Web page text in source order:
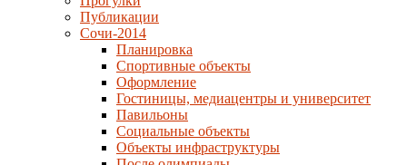
Публикации
Сочи-2014
Планировка
Спортивные объекты
Оформление
Гостиницы, медиацентры и университет
Павильоны
Социальные объекты
Объекты инфраструктуры